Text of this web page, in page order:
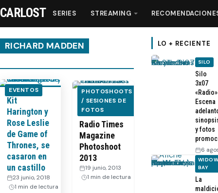
Streaming
Recomendaciones
Videos
Webisodios
CARLOST SERIES STREAMING
RICHARD MADDEN
EVENTOS
Kit
Harington y
Rose Leslie
de Game of
Thrones, se
casaron en
un castillo
23 junio, 2018
1 min de lectura
PHOTOSHOOTS
/ SESIONES DE
FOTOS
Game of
Thrones –
Radio Times
Magazine
Photoshoot
2013
19 junio, 2013
1 min de lectura
LO + RECIENTE
SILO
Silo
3x07
Escena
y fotos
6
BAY
La